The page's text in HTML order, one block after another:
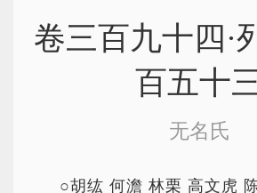
卷三百九十四·
百五十
无名氏
○胡纮 何澹 林栗 高文虎